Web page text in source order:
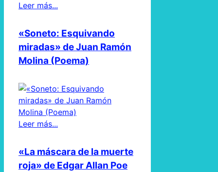
Leer más...
«Soneto: Esquivando
miradas» de Juan Ramón
Molina (Poema)
Leer más...
«La máscara de la muerte
roja» de Edgar Allan Poe